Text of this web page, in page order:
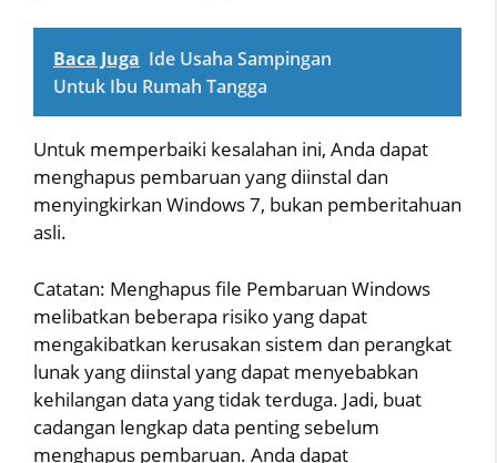
Baca Juga Ide Usaha Sampingan
Untuk Ibu Rumah Tangga
Untuk memperbaiki kesalahan ini, Anda dapat
menghapus pembaruan yang diinstal dan
menyingkirkan Windows 7, bukan pemberitahuan
asli.
Catatan: Menghapus file Pembaruan Windows
melibatkan beberapa risiko yang dapat
mengakibatkan kerusakan sistem dan perangkat
lunak yang diinstal yang dapat menyebabkan
kehilangan data yang tidak terduga. Jadi, buat
cadangan lengkap data penting sebelum
menghapus pembaruan. Anda dapat